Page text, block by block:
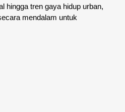
hingga tren gaya hidup urban,
mendalam untuk